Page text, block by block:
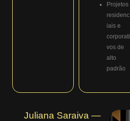
Projetos
residenc
iais e
corporati
vos de
alto
padrão
Juliana Saraiva —